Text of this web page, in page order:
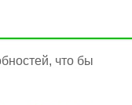
что бы